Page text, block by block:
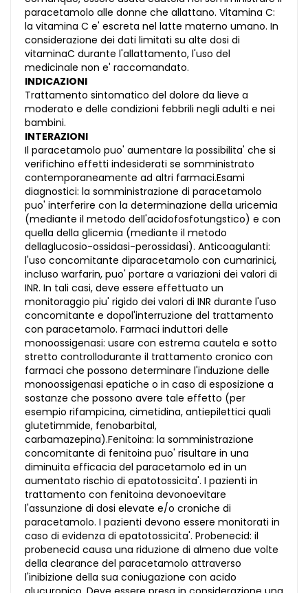
paracetamolo alle donne che allattano. Vitamina C:
la vitamina C e' escreta nel latte materno umano. In
considerazione dei dati limitati su alte dosi di
vitaminaC durante l'allattamento, l'uso del
medicinale non e' raccomandato.
INDICAZIONI
Trattamento sintomatico del dolore da lieve a
moderato e delle condizioni febbrili negli adulti e nei
bambini.
INTERAZIONI
Il paracetamolo puo' aumentare la possibilita' che si
verifichino effetti indesiderati se somministrato
contemporaneamente ad altri farmaci.Esami
diagnostici: la somministrazione di paracetamolo
puo' interferire con la determinazione della uricemia
(mediante il metodo dell'acidofosfotungstico) e con
quella della glicemia (mediante il metodo
dellaglucosio-ossidasi-perossidasi). Anticoagulanti:
l'uso concomitante diparacetamolo con cumarinici,
incluso warfarin, puo' portare a variazioni dei valori di
INR. In tali casi, deve essere effettuato un
monitoraggio piu' rigido dei valori di INR durante l'uso
concomitante e dopol'interruzione del trattamento
con paracetamolo. Farmaci induttori delle
monoossigenasi: usare con estrema cautela e sotto
stretto controllodurante il trattamento cronico con
farmaci che possono determinare l'induzione delle
monoossigenasi epatiche o in caso di esposizione a
sostanze che possono avere tale effetto (per
esempio rifampicina, cimetidina, antiepilettici quali
glutetimmide, fenobarbital,
carbamazepina).Fenitoina: la somministrazione
concomitante di fenitoina puo' risultare in una
diminuita efficacia del paracetamolo ed in un
aumentato rischio di epatotossicita'. I pazienti in
trattamento con fenitoina devonoevitare
l'assunzione di dosi elevate e/o croniche di
paracetamolo. I pazienti devono essere monitorati in
caso di evidenza di epatotossicita'. Probenecid: il
probenecid causa una riduzione di almeno due volte
della clearance del paracetamolo attraverso
l'inibizione della sua coniugazione con acido